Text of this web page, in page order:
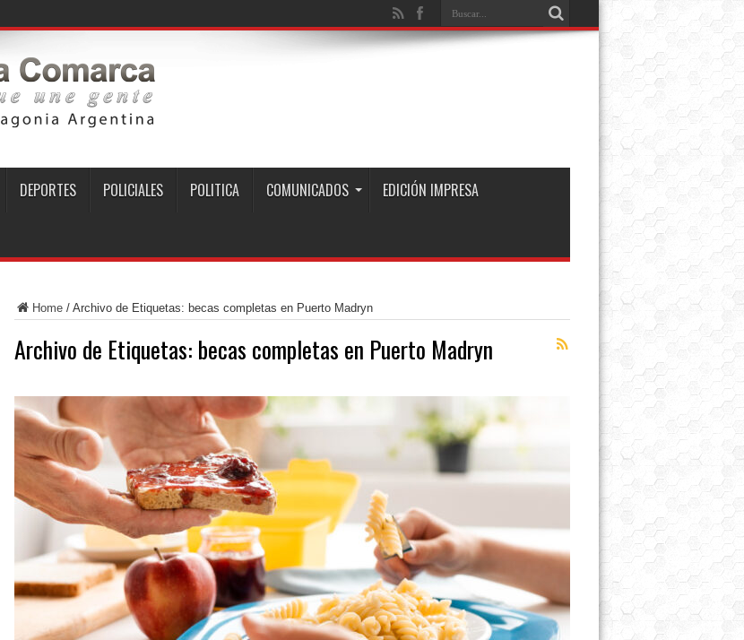
DEPORTES POLICIALES POLITICA COMUNICADOS EDICIÓN IMPRESA
Home/ Archivo de Etiquetas: becas completas en Puerto Madryn
Archivo de Etiquetas: becas completas en Puerto Madryn